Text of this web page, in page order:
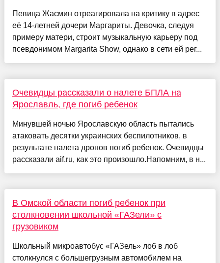
Певица Жасмин отреагировала на критику в адрес
её 14-летней дочери Маргариты. Девочка, следуя
примеру матери, строит музыкальную карьеру под
псевдонимом Margarita Show, однако в сети ей рег...
Очевидцы рассказали о налете БПЛА на
Ярославль, где погиб ребенок
Минувшей ночью Ярославскую область пытались
атаковать десятки украинских беспилотников, в
результате налета дронов погиб ребенок. Очевидцы
рассказали aif.ru, как это произошло.Напомним, в н...
В Омской области погиб ребенок при
столкновении школьной «ГАЗели» с
грузовиком
Школьный микроавтобус «ГАЗель» лоб в лоб
столкнулся с большегрузным автомобилем на